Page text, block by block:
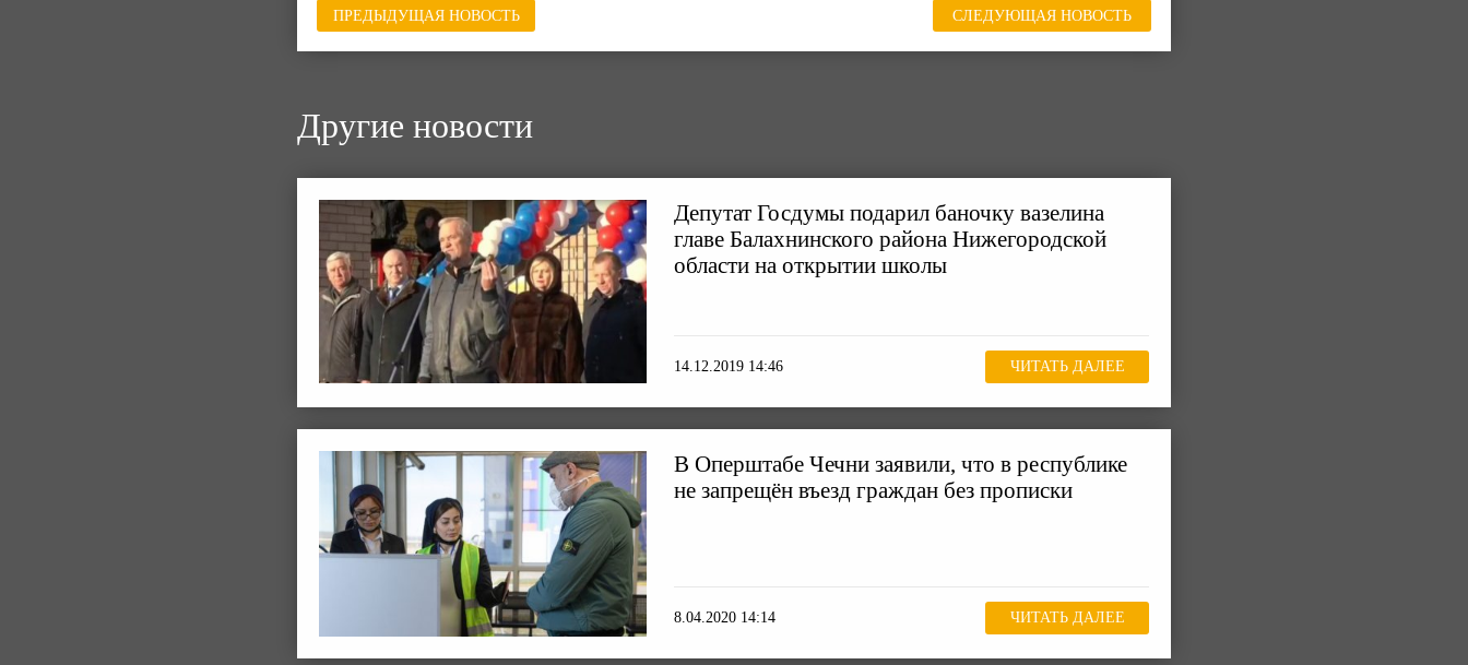
ПРЕДЫДУЩАЯ НОВОСТЬ СЛЕДУЮЩАЯ НОВОСТЬ
Другие новости
Депутат Госдумы подарил баночку вазелина
главе Балахнинского района Нижегородской
области на открытии школы
14.12.2019 14:46 ЧИТАТЬ ДАЛЕЕ
В Оперштабе Чечни заявили, что в республике
не запрещён въезд граждан без прописки
8.04.2020 14:14 ЧИТАТЬ ДАЛЕЕ